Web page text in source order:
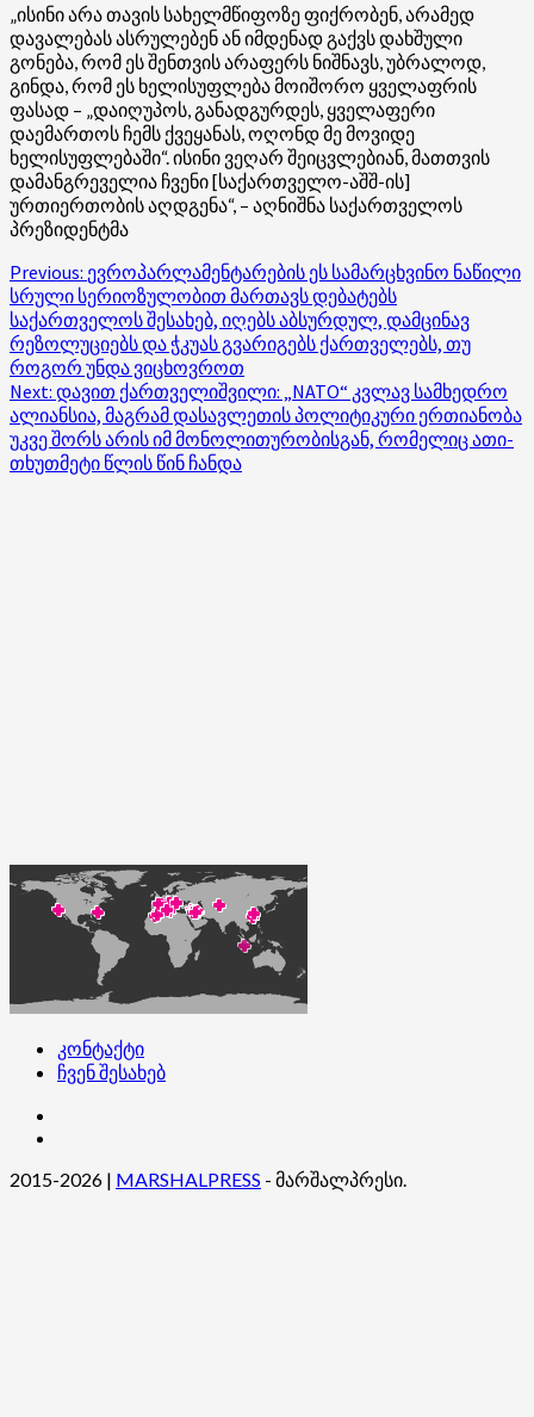
„ისინი არა თავის სახელმწიფოზე ფიქრობენ, არამედ
დავალებას ასრულებენ ან იმდენად გაქვს დახშული
გონება, რომ ეს შენთვის არაფერს ნიშნავს, უბრალოდ,
გინდა, რომ ეს ხელისუფლება მოიშორო ყველაფრის
ფასად – „დაიღუპოს, განადგურდეს, ყველაფერი
დაემართოს ჩემს ქვეყანას, ოღონდ მე მოვიდე
ხელისუფლებაში“. ისინი ვეღარ შეიცვლებიან, მათთვის
დამანგრეველია ჩვენი [საქართველო-აშშ-ის]
ურთიერთობის აღდგენა“, – აღნიშნა საქართველოს
პრეზიდენტმა
Post
navigation
Previous: ევროპარლამენტარების ეს სამარცხვინო ნაწილი
სრული სერიოზულობით მართავს დებატებს
საქართველოს შესახებ, იღებს აბსურდულ, დამცინავ
რეზოლუციებს და ჭკუას გვარიგებს ქართველებს, თუ
როგორ უნდა ვიცხოვროთ
Next: დავით ქართველიშვილი: „NATO“ კვლავ სამხედრო
ალიანსია, მაგრამ დასავლეთის პოლიტიკური ერთიანობა
უკვე შორს არის იმ მონოლითურობისგან, რომელიც ათი-
თხუთმეტი წლის წინ ჩანდა
კონტაქტი
ჩვენ შესახებ
2015-2026 | MARSHALPRESS - მარშალპრესი.